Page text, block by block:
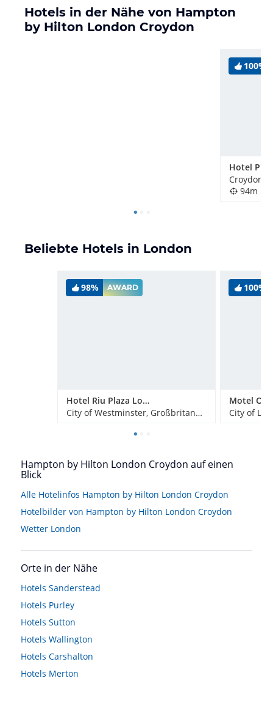
Hotels in der Nähe von Hampton
by Hilton London Croydon
100%
Croydon,
94m
Beliebte Hotels in London
98% AWARD
Hotel Riu Plaza London Victoria
City of Westminster, Großbritannien
100%
City of
Hampton by Hilton London Croydon auf einen
Blick
Alle Hotelinfos Hampton by Hilton London Croydon
Hotelbilder von Hampton by Hilton London Croydon
Wetter London
Orte in der Nähe
Hotels Sanderstead
Hotels Purley
Hotels Sutton
Hotels Wallington
Hotels Carshalton
Hotels Merton